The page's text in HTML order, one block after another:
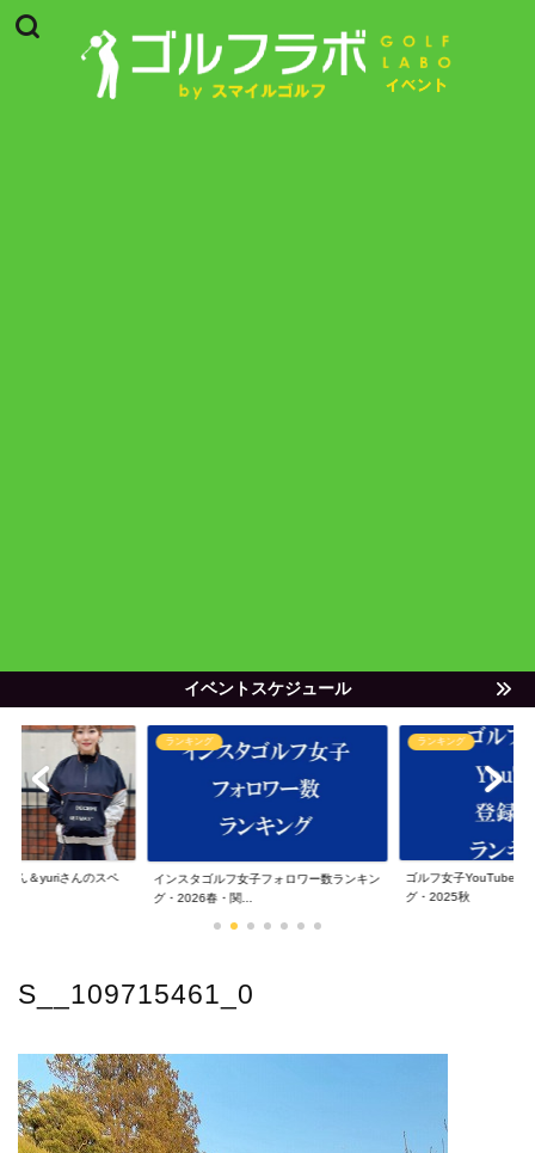
イベントスケジュール
ん＆yuriさんのスペ
ランキング
インスタゴルフ女子フォロワー数ランキン
グ・2026春・関...
ランキング
ゴルフ女子YouTube登
グ・2025秋
S__109715461_0